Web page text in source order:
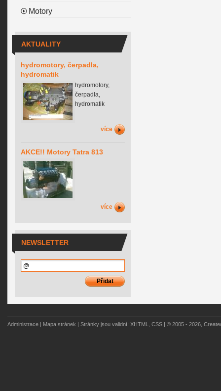
Motory
AKTUALITY
hydromotory, čerpadla,
hydromatik
hydromotory,
čerpadla,
hydromatik
více
AKCE!! Motory Tatra 813
více
NEWSLETTER
Administrace Mapa stránek | Stránky jsou validní: XHTML, CSS | © 2005 - 2026,